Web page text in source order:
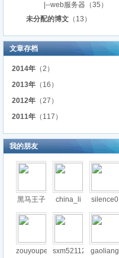
|--web服务器 （35）
未分配的博文 （13）
文章存档
2014年 （2）
2013年 （16）
2012年 （27）
2011年 （117）
我的朋友
黑马王子 china_li silence0
zouyoupe sxm52112 gaoliang